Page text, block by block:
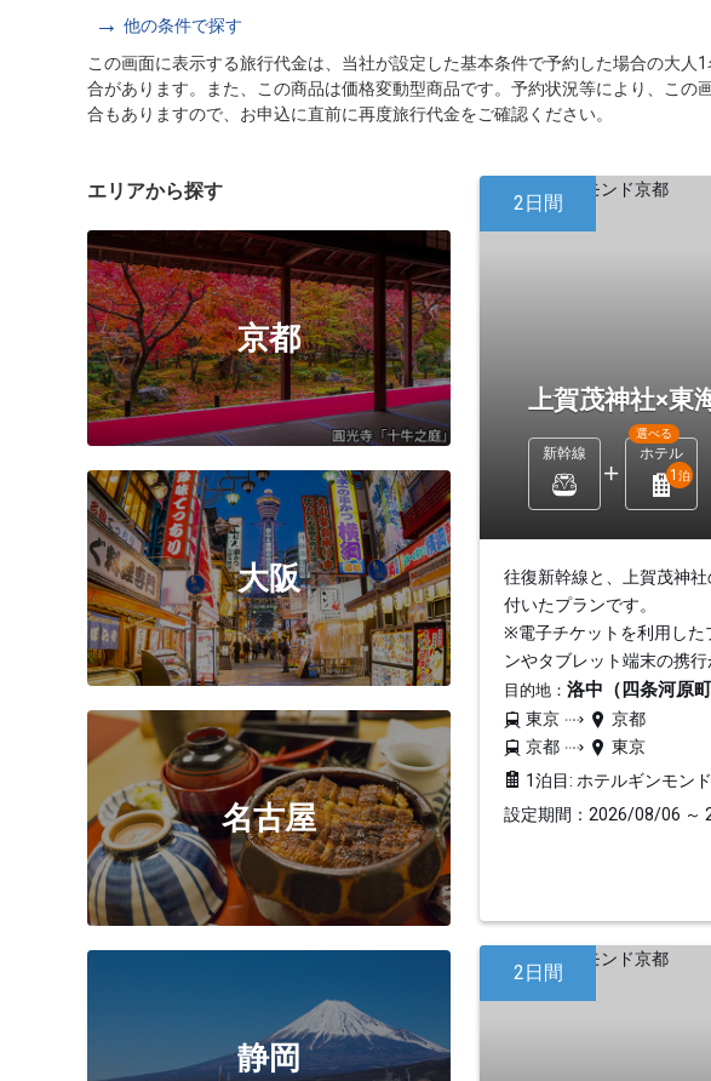
他の条件で探す
この画面に表示する旅行代金は、当社が設定した基本条件で予約した場合の大
合があります。また、この商品は価格変動型商品です。予約状況等により、こ
合もありますので、お申込に直前に再度旅行代金をご確認ください。
エリアから探す
京都
大阪
名古屋
静岡
2日間
上賀茂神社×
新幹線 ホテル
選べる
1 泊
往復新幹線と、上賀茂神
付いたプランです。
※電子チケットを利用した
ンやタブレット端末の携
目的地： 洛中（四条河原
東京
京都
京都
東京
1泊目: ホテルギンモン
設定期間：2026/08/06 ～
2日間